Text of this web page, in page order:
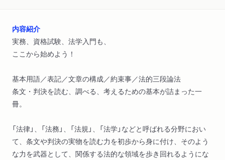
内容紹介
実務、資格試験、法学入門も、
ここから始めよう！
基本用語／表記／文章の構成／約束事／法的三段論法
条文・判決を読む、調べる、考えるための基本が詰まった一
冊。
「法律」、「法務」、「法規」、「法学」などと呼ばれる分野におい
て、条文や判決の実物を読む力を初歩から身に付け、そのよう
な力を武器として、関係する法的な領域を歩き回れるようにな